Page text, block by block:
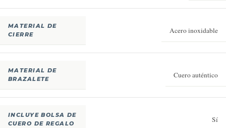
MATERIAL DE
CIERRE
Acero inoxidable
MATERIAL DE
BRAZALETE
Cuero auténtico
INCLUYE BOLSA DE
CUERO DE REGALO
Sí